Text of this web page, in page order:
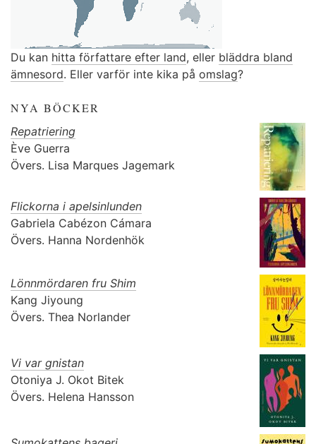
Du kan hitta författare efter land, eller bläddra bland
ämnesord. Eller varför inte kika på omslag?
NYA BÖCKER
Repatriering
Ève Guerra
Övers. Lisa Marques Jagemark
Flickorna i apelsinlunden
Gabriela Cabézon Cámara
Övers. Hanna Nordenhök
Lönnmördaren fru Shim
Kang Jiyoung
Övers. Thea Norlander
Vi var gnistan
Otoniya J. Okot Bitek
Övers. Helena Hansson